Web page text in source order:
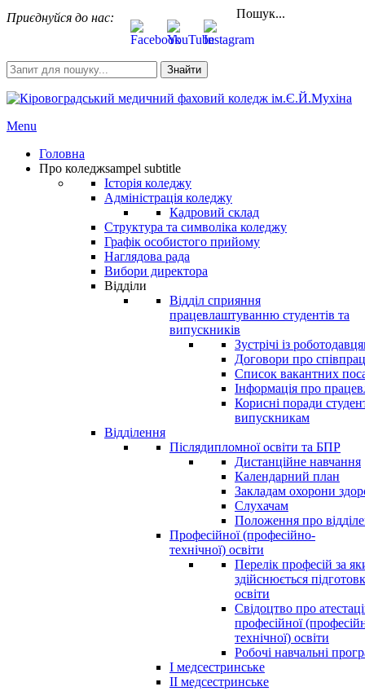
Приєднуйся до нас: Пошук...
Знайти
Menu
Головна
Про коледжsampel subtitle
Історія коледжу
Адміністрація коледжу
Кадровий склад
Структура та символіка коледжу
Графік особистого прийому
Наглядова рада
Вибори директора
Відділи
Відділ сприяння
працевлаштуванню студентів та
випускників
Зустрічі із
Договори про
Список вакантних
Інформація про
Корисні поради
випускникам
Відділення
Післядипломної освіти та БПР
Дистанційне навчання
Календарний план
Закладам охорони
Слухачам
Положення про
Професійної (професійно-
технічної) освіти
Перелік професій за
здійснюється
освіти
Свідоцтво про
професійної
технічної) освіти
Робочі навчальні
І медсестринське
ІІ медсестринське